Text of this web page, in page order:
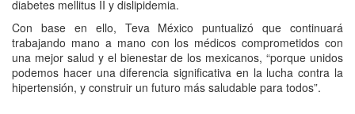
diabetes mellitus II y dislipidemia.
Con base en ello, Teva México puntualizó que continuará
trabajando mano a mano con los médicos comprometidos con
una mejor salud y el bienestar de los mexicanos, “porque unidos
podemos hacer una diferencia significativa en la lucha contra la
hipertensión, y construir un futuro más saludable para todos”.